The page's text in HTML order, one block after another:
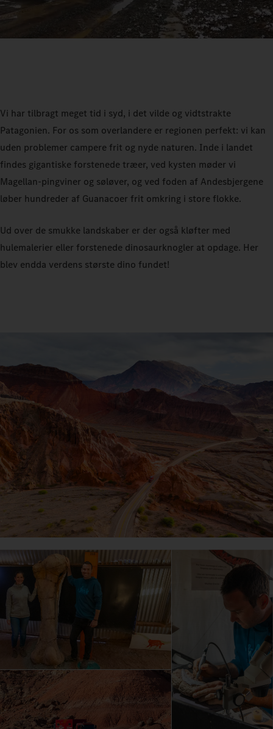
Vi har tilbragt meget tid i syd, i det vilde og vidtstrakte
Patagonien. For os som overlandere er regionen perfekt: vi kan
uden problemer campere frit og nyde naturen. Inde i landet
findes gigantiske forstenede træer, ved kysten møder vi
Magellan-pingviner og søløver, og ved foden af Andesbjergene
løber hundreder af Guanacoer frit omkring i store flokke.
Ud over de smukke landskaber er der også kløfter med
hulemalerier eller forstenede dinosaurknogler at opdage. Her
blev endda verdens største dino fundet!